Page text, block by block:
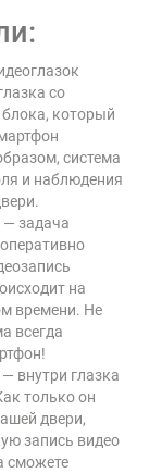
со
блока, который
система
и наблюдения
— задача
на
времени. Не
всегда
— внутри глазка
только он
двери,
запись видео
сможете